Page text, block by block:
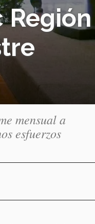
Región
mensual a
esfuerzos